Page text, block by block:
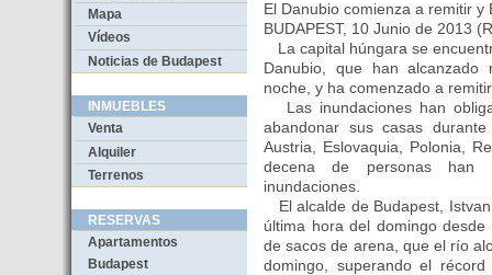
Mapa
Vídeos
Noticias de Budapest
INMUEBLES
Venta
Alquiler
Terrenos
RESERVAS
Apartamentos
Budapest
El Danubio comienza a remitir
BUDAPEST, 10 Junio de 2013
La capital húngara se
Danubio, que han
noche, y ha comenzado a
Las inundaciones han
abandonar sus casas
Austria, Eslovaquia, Polonia,
decena de personas han
inundaciones.
El alcalde de Budapest,
última hora del domingo
de sacos de arena, que el río
domingo, superando el